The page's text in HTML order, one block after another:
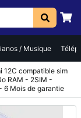
/ Musique
12C compatible sim
RAM - 2SIM -
6 Mois de garantie